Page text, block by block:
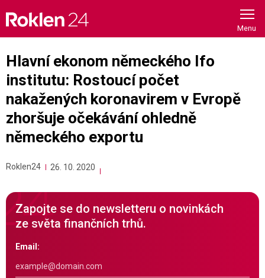
content
Hlavní ekonom německého Ifo
institutu: Rostoucí počet
nakažených koronavirem v Evropě
zhoršuje očekávání ohledně
německého exportu
Roklen24 26. 10. 2020
Zapojte se do newsletteru o novinkách
ze světa finančních trhů.
Email: